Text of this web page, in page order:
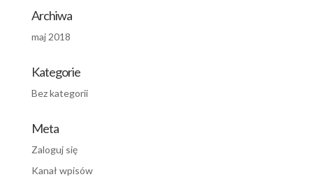
Archiwa
maj 2018
Kategorie
Bez kategorii
Meta
Zaloguj się
Kanał wpisów